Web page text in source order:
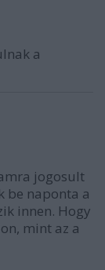
a
jogosult
be naponta a
innen. Hogy
mint az a